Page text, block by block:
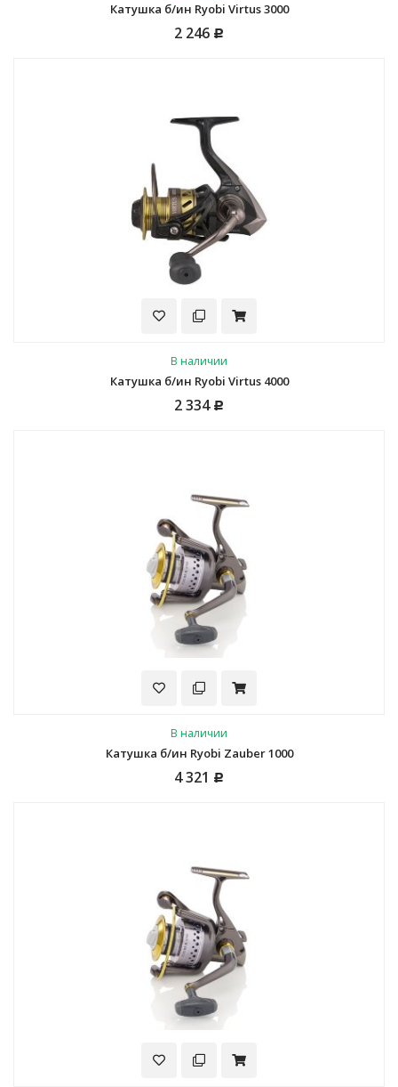
Катушка б/ин Ryobi Virtus 3000
2 246 Р
В наличии
Катушка б/ин Ryobi Virtus 4000
2 334 Р
В наличии
Катушка б/ин Ryobi Zauber 1000
4 321 Р